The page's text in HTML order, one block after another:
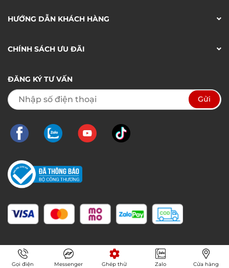
HƯỚNG DẪN KHÁCH HÀNG
CHÍNH SÁCH ƯU ĐÃI
ĐĂNG KÝ TƯ VẤN
Gọi điện Messenger Ghép thử Zalo Cửa hàng